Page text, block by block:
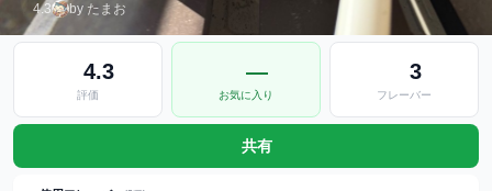
4.3 by たまお
4.3
評価
—
お気に入り
3
フレーバー
共有